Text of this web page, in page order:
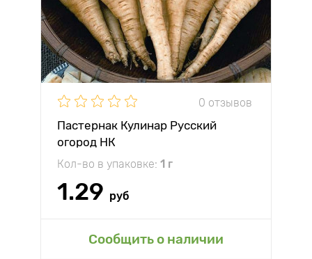
0 отзывов
Пастернак Кулинар Русский
огород НК
Кол-во в упаковке: 1 г
1.29 руб
Сообщить о наличии